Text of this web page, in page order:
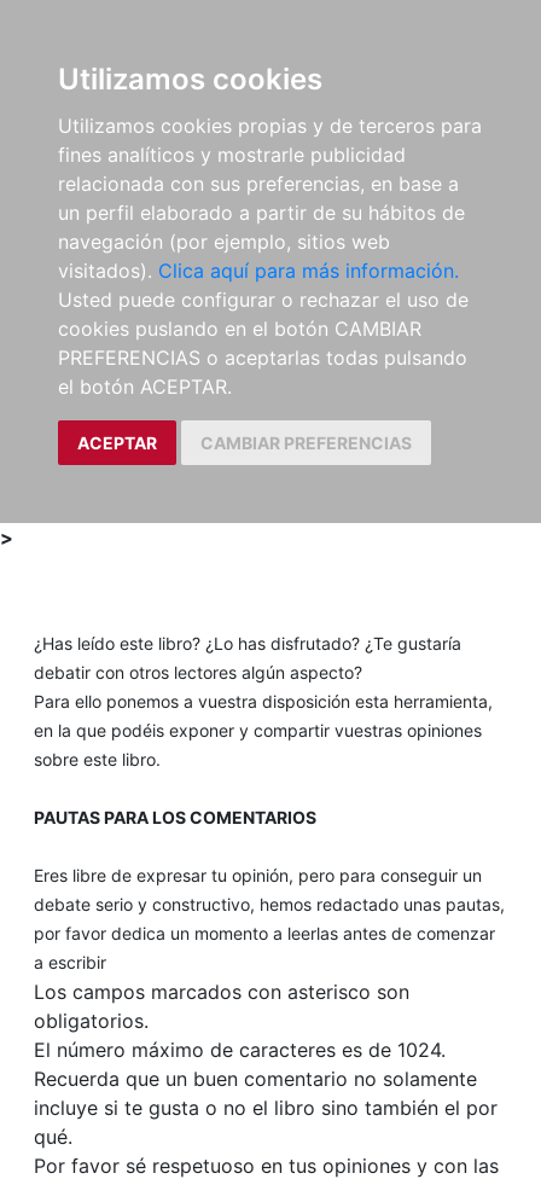
Utilizamos cookies
Utilizamos cookies propias y de terceros para
fines analíticos y mostrarle publicidad
relacionada con sus preferencias, en base a
un perfil elaborado a partir de su hábitos de
navegación (por ejemplo, sitios web
visitados). Clica aquí para más información.
Usted puede configurar o rechazar el uso de
cookies puslando en el botón CAMBIAR
PREFERENCIAS o aceptarlas todas pulsando
el botón ACEPTAR.
ACEPTAR CAMBIAR PREFERENCIAS
>
¿Has leído este libro? ¿Lo has disfrutado? ¿Te gustaría
debatir con otros lectores algún aspecto?
Para ello ponemos a vuestra disposición esta herramienta,
en la que podéis exponer y compartir vuestras opiniones
sobre este libro.
PAUTAS PARA LOS COMENTARIOS
Eres libre de expresar tu opinión, pero para conseguir un
debate serio y constructivo, hemos redactado unas pautas,
por favor dedica un momento a leerlas antes de comenzar
a escribir
Los campos marcados con asterisco son
obligatorios.
El número máximo de caracteres es de 1024.
Recuerda que un buen comentario no solamente
incluye si te gusta o no el libro sino también el por
qué.
Por favor sé respetuoso en tus opiniones y con las